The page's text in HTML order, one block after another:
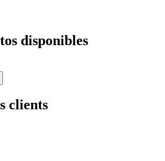
disponibles
clients